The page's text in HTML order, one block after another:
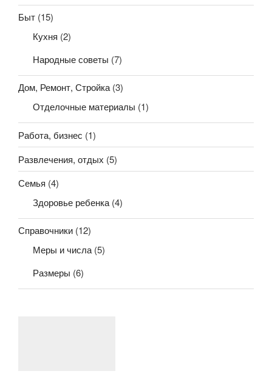
Быт (15)
Кухня (2)
Народные советы (7)
Дом, Ремонт, Стройка(3)
Отделочные материалы (1)
Работа, бизнес (1)
Развлечения, отдых (5)
Семья (4)
Здоровье ребенка (4)
Справочники (12)
Меры и числа (5)
Размеры (6)